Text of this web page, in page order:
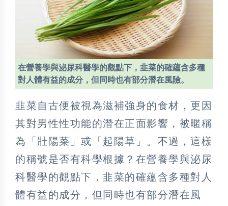
在營養學與泌尿科醫學的觀點下，韭菜的確蘊含多種
對人體有益的成分，但同時也有部分潛在風險。
韭菜自古便被視為滋補強身的食材，更因
其對男性性功能的潛在正面影響，被暱稱
為「壯陽菜」或「起陽草」。不過，這樣
的稱號是否有科學根據？在營養學與泌尿
科醫學的觀點下，韭菜的確蘊含多種對人
體有益的成分，但同時也有部分潛在風